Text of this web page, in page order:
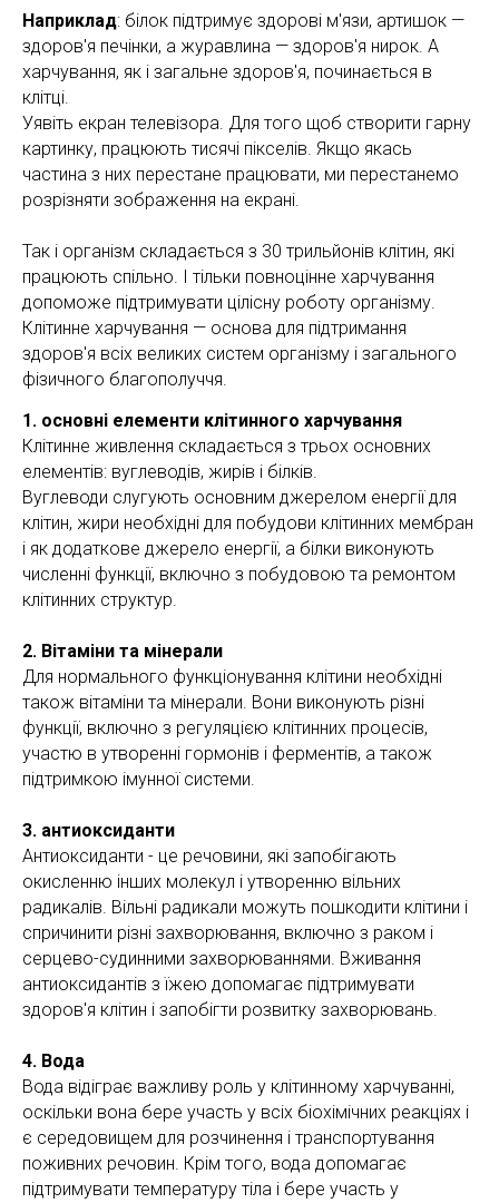
Наприклад: білок підтримує здорові м'язи, артишок —
здоров'я печінки, а журавлина — здоров'я нирок. А
харчування, як і загальне здоров'я, починається в
клітці.
Уявіть екран телевізора. Для того щоб створити гарну
картинку, працюють тисячі пікселів. Якщо якась
частина з них перестане працювати, ми перестанемо
розрізняти зображення на екрані.
Так і організм складається з 30 трильйонів клітин, які
працюють спільно. І тільки повноцінне харчування
допоможе підтримувати цілісну роботу організму.
Клітинне харчування — основа для підтримання
здоров'я всіх великих систем організму і загального
фізичного благополуччя.
1. основні елементи клітинного харчування
Клітинне живлення складається з трьох основних
елементів: вуглеводів, жирів і білків.
Вуглеводи слугують основним джерелом енергії для
клітин, жири необхідні для побудови клітинних мембран
і як додаткове джерело енергії, а білки виконують
численні функції, включно з побудовою та ремонтом
клітинних структур.
2. Вітаміни та мінерали
Для нормального функціонування клітини необхідні
також вітаміни та мінерали. Вони виконують різні
функції, включно з регуляцією клітинних процесів,
участю в утворенні гормонів і ферментів, а також
підтримкою імунної системи.
3. антиоксиданти
Антиоксиданти - це речовини, які запобігають
окисленню інших молекул і утворенню вільних
радикалів. Вільні радикали можуть пошкодити клітини і
спричинити різні захворювання, включно з раком і
серцево-судинними захворюваннями. Вживання
антиоксидантів з їжею допомагає підтримувати
здоров'я клітин і запобігти розвитку захворювань.
4. Вода
Вода відіграє важливу роль у клітинному харчуванні,
оскільки вона бере участь у всіх біохімічних реакціях і
є середовищем для розчинення і транспортування
поживних речовин. Крім того, вода допомагає
підтримувати температуру тіла і бере участь у